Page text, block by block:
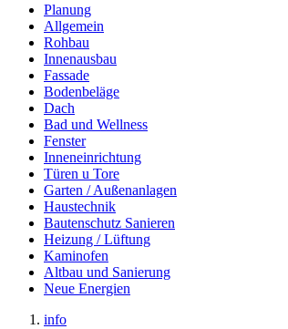
Planung
Allgemein
Rohbau
Innenausbau
Fassade
Bodenbeläge
Dach
Bad und Wellness
Fenster
Inneneinrichtung
Türen u Tore
Garten / Außenanlagen
Haustechnik
Bautenschutz Sanieren
Heizung / Lüftung
Kaminofen
Altbau und Sanierung
Neue Energien
info